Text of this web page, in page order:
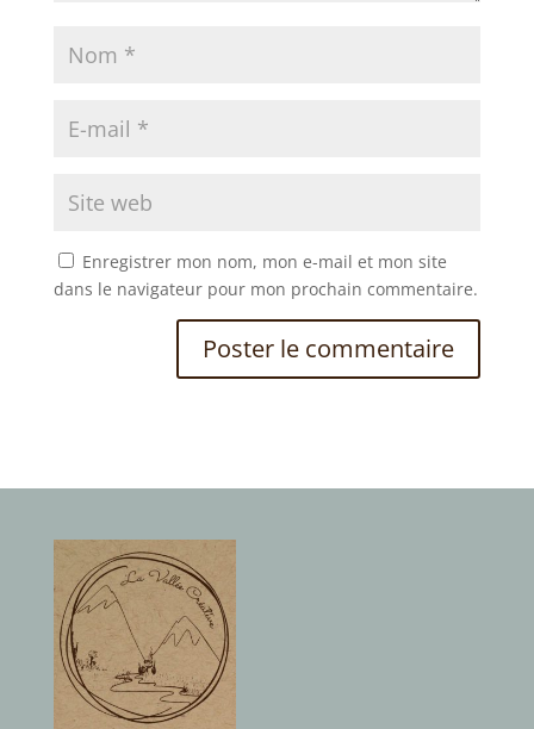
Enregistrer mon nom, mon e-mail et mon site
dans le navigateur pour mon prochain commentaire.